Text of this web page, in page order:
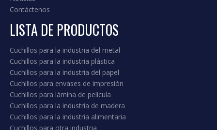
Contáctenos
LISTA DE PRODUCTOS
Cuchillos para la industria del metal
Cuchillos para la industria plástica
Cuchillos para la industria del papel
Cuchillos para envases de impresión
Cuchillos para lámina de película
Cuchillos para la industria de madera
Cuchillos para la industria alimentaria
Cuchillos para otra industria